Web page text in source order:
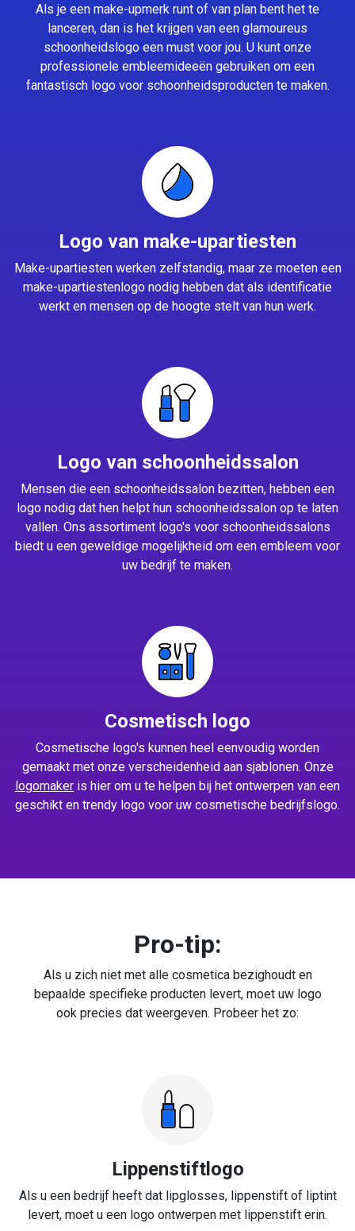
Als je een make-upmerk runt of van plan bent het te
lanceren, dan is het krijgen van een glamoureus
schoonheidslogo een must voor jou. U kunt onze
professionele embleemideeën gebruiken om een
fantastisch logo voor schoonheidsproducten te maken.
Logo van make-upartiesten
Make-upartiesten werken zelfstandig, maar ze moeten een
make-upartiestenlogo nodig hebben dat als identificatie
werkt en mensen op de hoogte stelt van hun werk.
Logo van schoonheidssalon
Mensen die een schoonheidssalon bezitten, hebben een
logo nodig dat hen helpt hun schoonheidssalon op te laten
vallen. Ons assortiment logo's voor schoonheidssalons
biedt u een geweldige mogelijkheid om een embleem voor
uw bedrijf te maken.
Cosmetisch logo
Cosmetische logo's kunnen heel eenvoudig worden
gemaakt met onze verscheidenheid aan sjablonen. Onze
logomaker is hier om u te helpen bij het ontwerpen van een
geschikt en trendy logo voor uw cosmetische bedrijfslogo.
Pro-tip:
Als u zich niet met alle cosmetica bezighoudt en
bepaalde specifieke producten levert, moet uw logo
ook precies dat weergeven. Probeer het zo:
Lippenstiftlogo
Als u een bedrijf heeft dat lipglosses, lippenstift of liptint
levert, moet u een logo ontwerpen met lippenstift erin.